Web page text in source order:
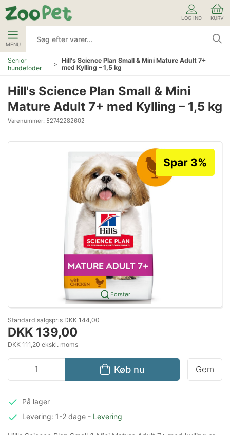
LOG IND KURV
MENU
Senior
hundefoder
Hill's Science Plan Small & Mini Mature Adult 7+
med Kylling – 1,5 kg
Hill's Science Plan Small & Mini
Mature Adult 7+ med Kylling – 1,5 kg
Varenummer: 52742282602
Forstør
Spar 3%
Standard salgspris DKK 144,00
DKK 139,00
DKK 111,20 ekskl. moms
Køb nu Gem
På lager
Levering: 1-2 dage- Levering